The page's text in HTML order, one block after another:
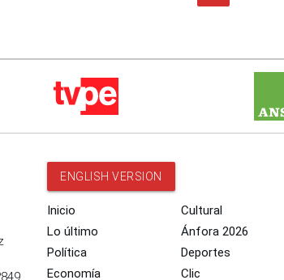
ENGLISH VERSION
Inicio
Lo último
Política
Economía
Cultural
Ánfora 2026
Deportes
Clic